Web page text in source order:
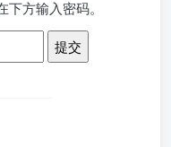
方输入密码。